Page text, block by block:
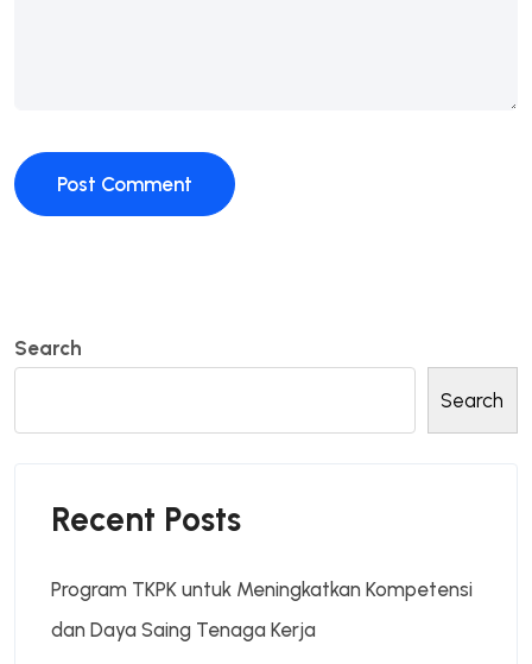
Search
Search
Recent Posts
Program TKPK untuk Meningkatkan Kompetensi
dan Daya Saing Tenaga Kerja